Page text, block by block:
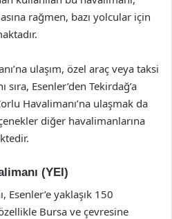
rağmen, bazı yolcular için
ulaşım, özel araç veya taksi
Esenler’den Tekirdağ’a
Havalimanı’na ulaşmak da
diğer havalimanlarına
(YEI)
Esenler’e yaklaşık 150
Bursa ve çevresine